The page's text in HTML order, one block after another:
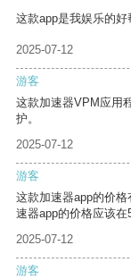
这款app是我娱乐的好
2025-07-12
游客
这款加速器VPM应用
护。
2025-07-12
游客
这款加速器app的价
速器app的价格应该在
2025-07-12
游客